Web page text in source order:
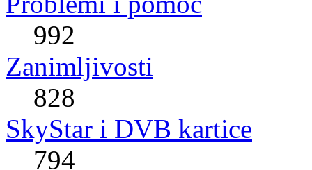
992
Zanimljivosti
828
SkyStar i DVB kartice
794